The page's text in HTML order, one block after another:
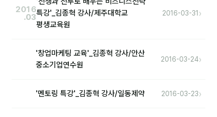
2016
.03특강'_김종혁 강사/제주대학교
평생교육원
2016-03-31 ›
'창업마케팅 교육'_김종혁 강사/안산
중소기업연수원
2016-03-24›
'멘토링 특강'_김종혁 강사/일동제약 2016-03-23›